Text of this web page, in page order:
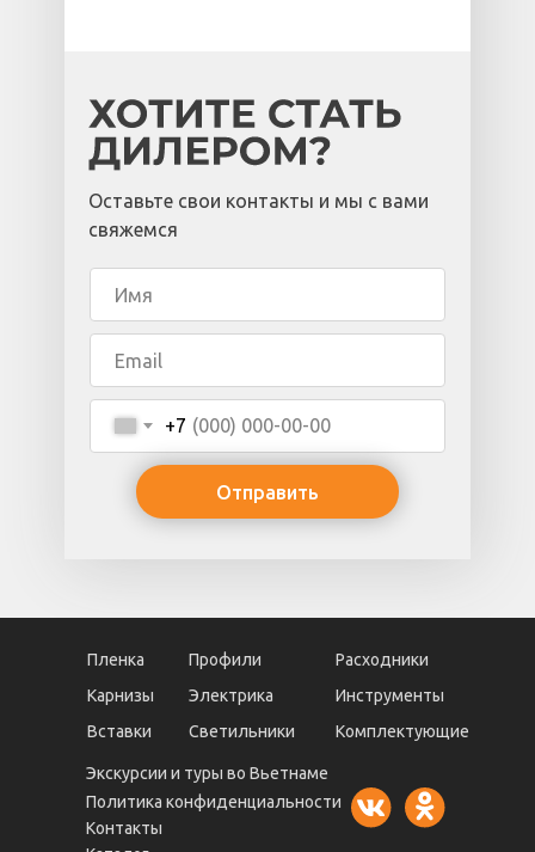
+7
Отправить
Оставьте свои контакты и мы с вами
свяжемся
Пленка Профили
Вставки Комплектующие
Светильники
Карнизы Электрика Инструменты
Политика конфиденциальности
Экскурсии и туры во Вьетнаме
Контакты
Расходники